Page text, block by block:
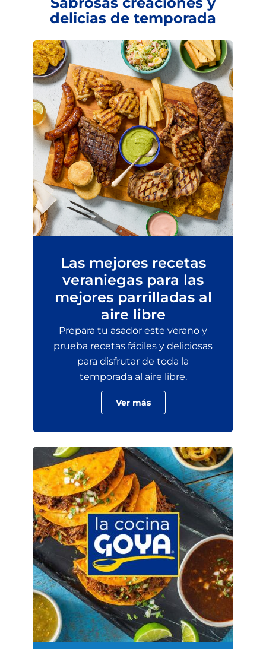
delicias de temporada
Las mejores recetas
veraniegas para las
mejores parrilladas al
aire libre
Prepara tu asador este verano y
prueba recetas fáciles y deliciosas
para disfrutar de toda la
temporada al aire libre.
Ver más